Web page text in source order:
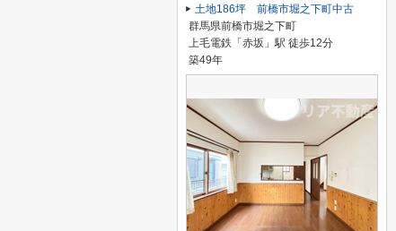
土地186坪 前橋市堀之下町中古
群馬県前橋市堀之下町
上毛電鉄「赤坂」駅 徒歩12分
築49年